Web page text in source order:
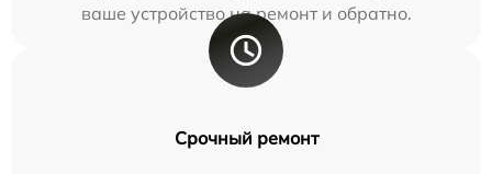
ваше устройство на ремонт и обратно.
Срочный ремонт